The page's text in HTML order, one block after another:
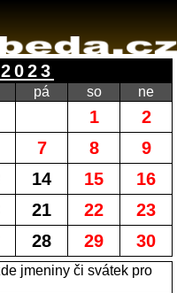
2023
pá so
ne
1 2
7 8 9
14 15 16
21 22 23
28 29 30
jmeniny či svátek pro